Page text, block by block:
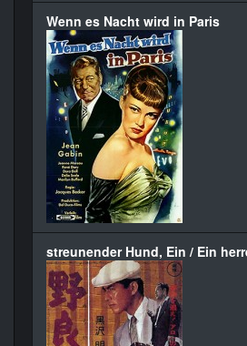
Wenn es Nacht wird in Paris
streunender Hund, Ein / Ein